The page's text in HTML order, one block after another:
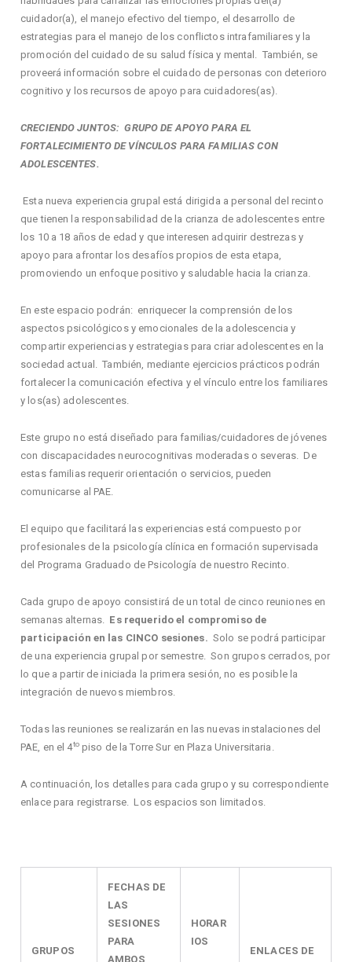
cuidador(a), el manejo efectivo del tiempo, el desarrollo de
estrategias para el manejo de los conflictos intrafamiliares y la
promoción del cuidado de su salud física y mental. También, se
proveerá información sobre el cuidado de personas con deterioro
cognitivo y los recursos de apoyo para cuidadores(as).
CRECIENDO JUNTOS: GRUPO DE APOYO PARA EL
FORTALECIMIENTO DE VÍNCULOS PARA FAMILIAS CON
ADOLESCENTES.
Esta nueva experiencia grupal está dirigida a personal del recinto
que tienen la responsabilidad de la crianza de adolescentes entre
los 10 a 18 años de edad y que interesen adquirir destrezas y
apoyo para afrontar los desafíos propios de esta etapa,
promoviendo un enfoque positivo y saludable hacia la crianza.
En este espacio podrán: enriquecer la comprensión de los
aspectos psicológicos y emocionales de la adolescencia y
compartir experiencias y estrategias para criar adolescentes en la
sociedad actual. También, mediante ejercicios prácticos podrán
fortalecer la comunicación efectiva y el vínculo entre los familiares
y los(as) adolescentes.
Este grupo no está diseñado para familias/cuidadores de jóvenes
con discapacidades neurocognitivas moderadas o severas. De
estas familias requerir orientación o servicios, pueden
comunicarse al PAE.
El equipo que facilitará las experiencias está compuesto por
profesionales de la psicología clínica en formación supervisada
del Programa Graduado de Psicología de nuestro Recinto.
Cada grupo de apoyo consistirá de un total de cinco reuniones en
semanas alternas. Es requerido el compromiso de
participación en las CINCO sesiones. Solo se podrá participar
de una experiencia grupal por semestre. Son grupos cerrados, por
lo que a partir de iniciada la primera sesión, no es posible la
integración de nuevos miembros.
Todas las reuniones se realizarán en las nuevas instalaciones del
PAE, en el 4topiso de la Torre Sur en Plaza Universitaria.
A continuación, los detalles para cada grupo y su correspondiente
enlace para registrarse. Los espacios son limitados.
GRUPOS
FECHAS DE
LAS
SESIONES
PARA
AMBOS
HORAR
IOS
ENLACES DE